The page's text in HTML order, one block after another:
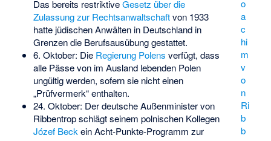
o
a
c
hi
m
v
o
n
Ri
b
b
Das bereits restriktiveGesetz über die
Zulassung zur Rechtsanwaltschaftvon 1933
hatte jüdischen Anwälten in Deutschland in
Grenzen die Berufsausübung gestattet.
6. Oktober: Die Regierung Polens verfügt, dass
alle Pässe von im Ausland lebenden Polen
ungültig werden, sofern sie nicht einen
„Prüfvermerk“ enthalten.
24. Oktober: Der deutsche Außenminister von
Ribbentrop schlägt seinem polnischen Kollegen
Józef Beckein Acht-Punkte-Programm zur